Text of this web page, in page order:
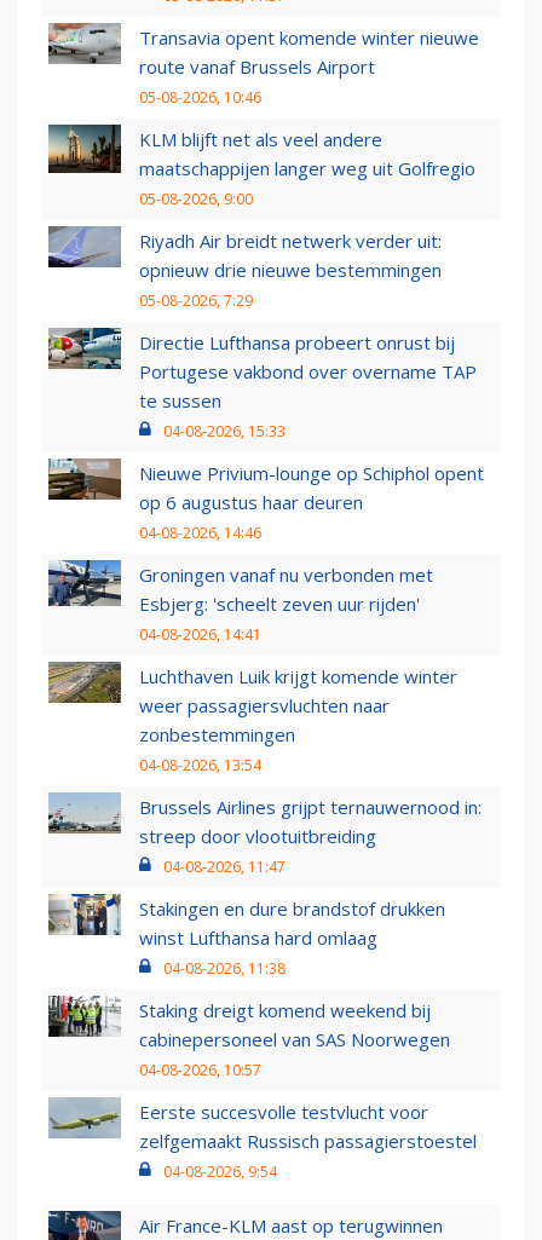
Transavia opent komende winter nieuwe
route vanaf Brussels Airport
05-08-2026, 10:46
KLM blijft net als veel andere
maatschappijen langer weg uit Golfregio
05-08-2026, 9:00
Riyadh Air breidt netwerk verder uit:
opnieuw drie nieuwe bestemmingen
05-08-2026, 7:29
Directie Lufthansa probeert onrust bij
Portugese vakbond over overname TAP
te sussen
04-08-2026, 15:33
Nieuwe Privium-lounge op Schiphol opent
op 6 augustus haar deuren
04-08-2026, 14:46
Groningen vanaf nu verbonden met
Esbjerg: 'scheelt zeven uur rijden'
04-08-2026, 14:41
Luchthaven Luik krijgt komende winter
weer passagiersvluchten naar
zonbestemmingen
04-08-2026, 13:54
Brussels Airlines grijpt ternauwernood in:
streep door vlootuitbreiding
04-08-2026, 11:47
Stakingen en dure brandstof drukken
winst Lufthansa hard omlaag
04-08-2026, 11:38
Staking dreigt komend weekend bij
cabinepersoneel van SAS Noorwegen
04-08-2026, 10:57
Eerste succesvolle testvlucht voor
zelfgemaakt Russisch passagierstoestel
04-08-2026, 9:54
Air France-KLM aast op terugwinnen